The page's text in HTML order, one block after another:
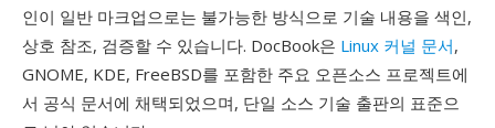
인이 일반 마크업으로는 불가능한 방식으로 기술 내용을 색인,
상호 참조, 검증할 수 있습니다. DocBook은 Linux 커널 문서,
GNOME, KDE, FreeBSD를 포함한 주요 오픈소스 프로젝트에
서 공식 문서에 채택되었으며, 단일 소스 기술 출판의 표준으